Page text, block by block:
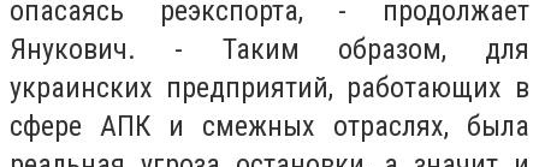
опасаясь реэкспорта, - продолжает
Янукович. - Таким образом, для
украинских предприятий, работающих в
сфере АПК и смежных отраслях, была